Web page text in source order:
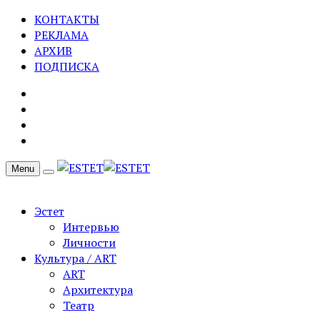
КОНТАКТЫ
РЕКЛАМА
АРХИВ
ПОДПИСКА
Menu
Эстет
Интервью
Личности
Культура / ART
ART
Архитектура
Театр